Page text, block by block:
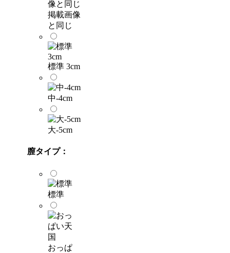
掲載画像
と同じ
標準 3cm
中-4cm
大-5cm
膣タイプ：
標準
おっぱ